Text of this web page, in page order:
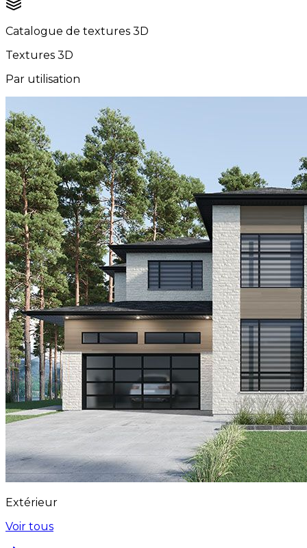
Catalogue de textures 3D
Textures 3D
Par utilisation
Extérieur
Voir tous